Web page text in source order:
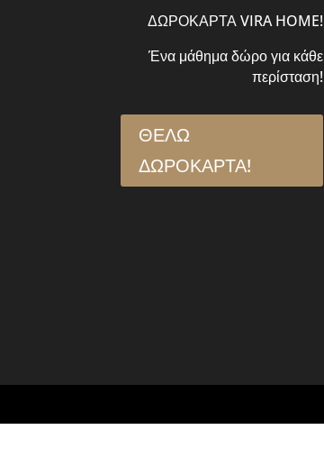
ΔΩΡΟΚΑΡΤΑ VIRA HOME!
Ένα μάθημα δώρο για κάθε
περίσταση!
ΘΕΛΩ
ΔΩΡΟΚΑΡΤΑ!